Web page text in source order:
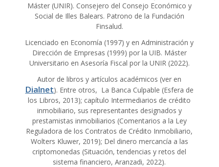
Máster (UNIR). Consejero del Consejo Económico y
Social de Illes Balears. Patrono de la Fundación
Finsalud.
Licenciado en Economía (1997) y en Administración y
Dirección de Empresas (1999) por la UIB. Máster
Universitario en Asesoría Fiscal por la UNIR (2022).
Autor de libros y artículos académicos (ver en
Dialnet). Entre otros, La Banca Culpable (Esfera de
los Libros, 2013); capítulo Intermediarios de crédito
inmobiliario, sus representantes designados y
prestamistas inmobiliarios (Comentarios a la Ley
Reguladora de los Contratos de Crédito Inmobiliario,
Wolters Kluwer, 2019); Del dinero mercancía a las
criptomonedas (Situación, tendencias y retos del
sistema financiero, Aranzadi, 2022).